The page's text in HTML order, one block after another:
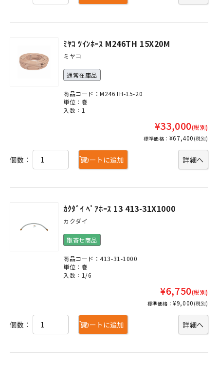
ﾐﾔｺ ﾂｲﾝﾎｰｽ M246TH 15X20M
ミヤコ
通常在庫品
商品コード：M246TH-15-20
単位：巻
入数：1
¥33,000(税別)
標準価格： ¥67,400 (税別)
詳細へ
個数： カートに追加
ｶｸﾀﾞｲ ﾍﾟｱﾎｰｽ 13 413-31X1000
カクダイ
取寄せ商品
商品コード：413-31-1000
単位：巻
入数：1/6
¥6,750(税別)
標準価格：¥9,000 (税別)
詳細へ
個数： カートに追加